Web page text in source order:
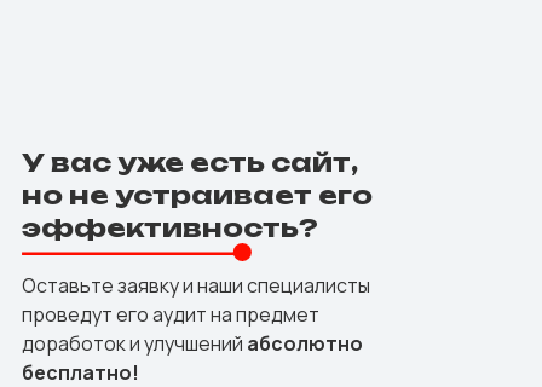
У вас уже есть сайт,
но не устраивает его
эффективность?
Оставьте заявку и наши специалисты
проведут его аудит на предмет
доработок и улучшений абсолютно
бесплатно!